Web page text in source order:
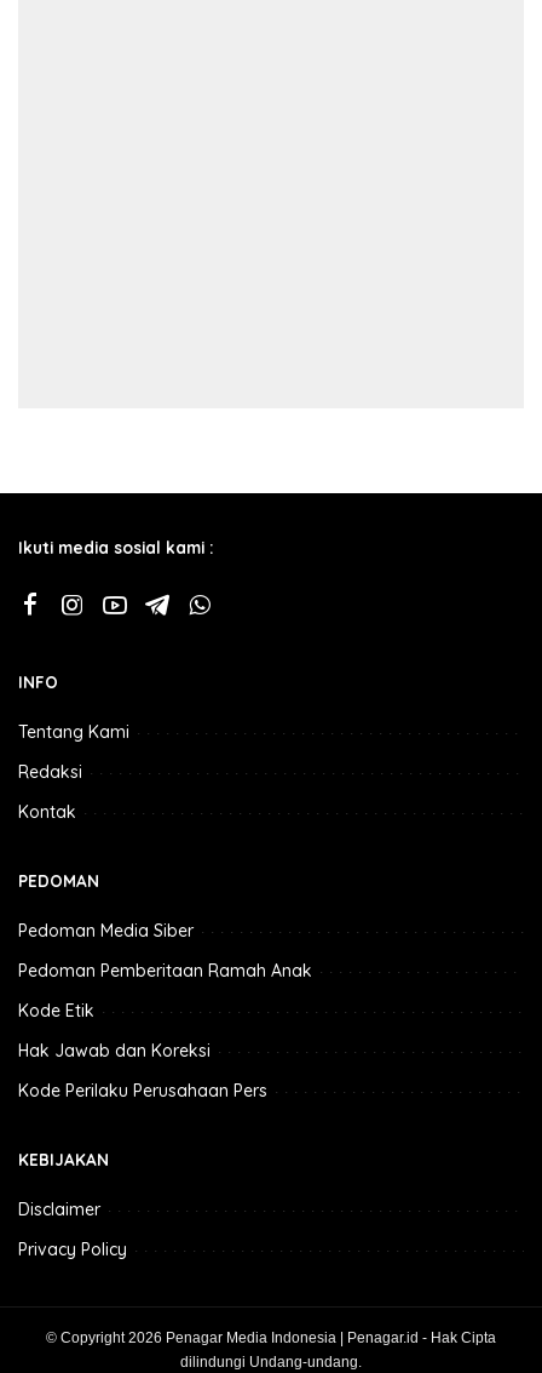
Ikuti media sosial kami :
INFO
Tentang Kami
Redaksi
Kontak
PEDOMAN
Pedoman Media Siber
Pedoman Pemberitaan Ramah Anak
Kode Etik
Hak Jawab dan Koreksi
Kode Perilaku Perusahaan Pers
KEBIJAKAN
Disclaimer
Privacy Policy
© Copyright 2026 Penagar Media Indonesia | Penagar.id - Hak Cipta
dilindungi Undang-undang.